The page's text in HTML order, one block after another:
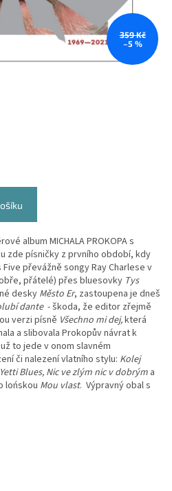
359 Kč
–5 %
album MICHALA PROKOPA s
zde písničky z prvního období, kdy
převážně songy Ray Charlese v
přátelé) přes bluesovky Tys
desky Město Er, zastoupena je dneš
dante- škoda, že editor zřejmě
verzi písně Všechno mi dej,která
a slibovala Prokopův návrat k
to jede v onom slavném
či nalezení vlatního stylu: Kolej
Blues, Nic ve zlým nic v dobrým a
lońskou Mou vlast. Výpravný obal s